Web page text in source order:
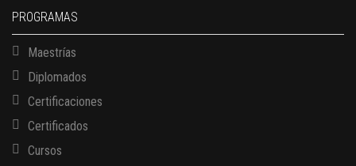
PROGRAMAS
Maestrías
Diplomados
Certificaciones
Certificados
Cursos